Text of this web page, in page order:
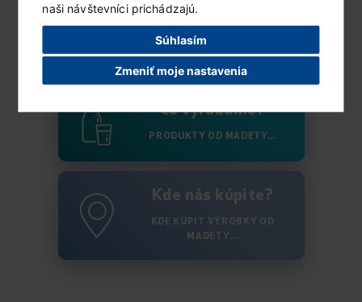
naši návštevníci prichádzajú.
Súhlasím
Zmeniť moje nastavenia
Kto sme?
Čo vyrábame?
PRODUKTY OD MADETY...
Kde nás kúpite?
KDE KÚPIT VÝROBKY OD
MADETY...